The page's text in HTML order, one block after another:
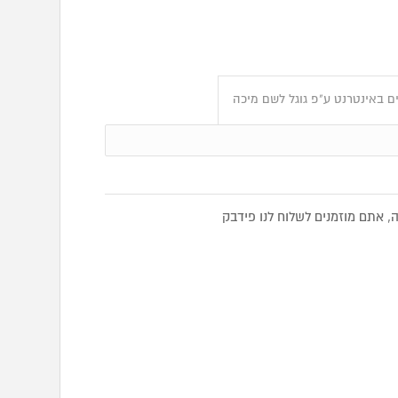
באינטרנט ע"פ גוגל לשם מיכה
מוזמנים לשלוח לנו פידבק